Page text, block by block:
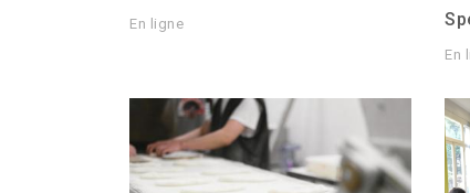
En ligne
En